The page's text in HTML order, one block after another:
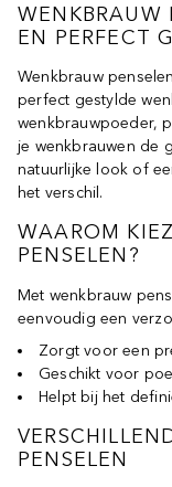
WENKBRAUW
EN PERFECT
Wenkbrauw
perfect gestylde
wenkbrauwpoeder,
je wenkbrauwen de
natuurlijke look of
het verschil.
WAAROM
PENSELEN?
Met wenkbrauw
eenvoudig een
Zorgt voor een
Geschikt voor
Helpt bij het
PENSELEN